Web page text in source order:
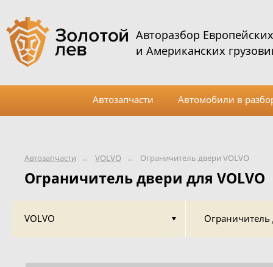
Автозапчасти ← VOLVO ← Ограничитель двери VOLVO
Ограничитель двери для VOLVO
VOLVO Ограничитель
Авторазбор Европейских
и Американских
Автозапчасти Автомобили в